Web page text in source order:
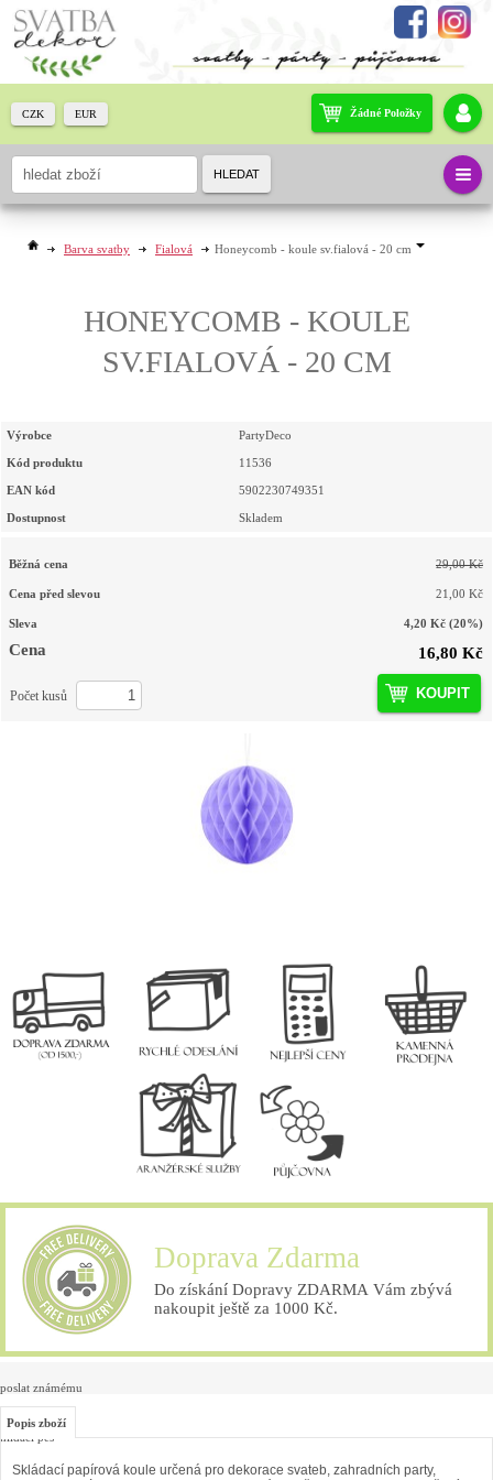
Barva svatby Fialová Honeycomb - koule sv.fialová - 20 cm
HONEYCOMB - KOULE
SV.FIALOVÁ - 20 CM
Výrobce PartyDeco
Kód produktu 11536
EAN kód 5902230749351
Dostupnost Skladem
Běžná cena 29,00 Kč
Cena před slevou 21,00 Kč
Sleva 4,20 Kč (20%)
Cena 16,80 Kč
KOUPIT
Počet kusů
Doprava Zdarma
Do získání Dopravy ZDARMA Vám zbývá
nakoupit ještě za 1000 Kč.
poslat známému
hlídací pes
Popis zboží
Skládací papírová koule určená pro dekorace svateb, zahradních party,
Žádné Položky
CZK EUR
HLEDAT